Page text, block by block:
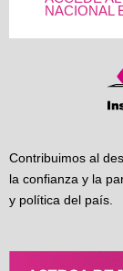
NACIONAL
Contribuimos al
la confianza y la
y política del país.